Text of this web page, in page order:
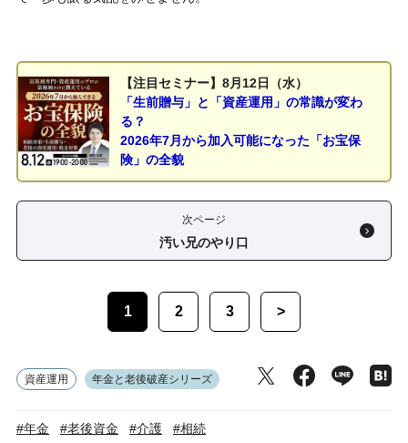
【注目セミナー】8月12日（水）
「生前贈与」と「資産運用」の常識が変わ
る？
2026年7月から加入可能になった「お宝保
険」の全貌
次ページ
汚い兄のやり口
1 2 3 >
資産運用 年金と老後破産シリーズ
#年金 #老後資金 #介護 #相続